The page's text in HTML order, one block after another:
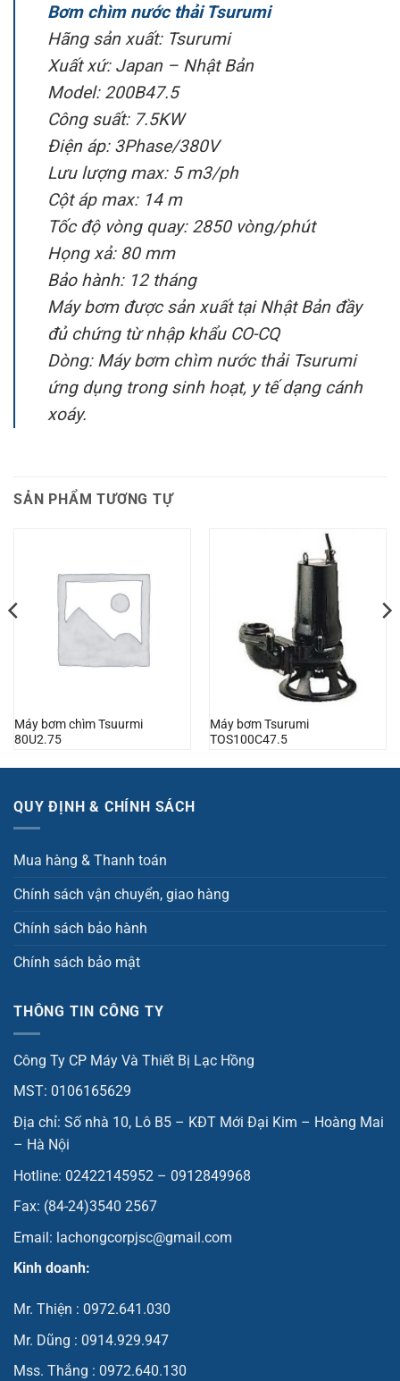
Bơm chìm nước thải Tsurumi
Hãng sản xuất: Tsurumi
Xuất xứ: Japan – Nhật Bản
Model: 200B47.5
Công suất: 7.5KW
Điện áp: 3Phase/380V
Lưu lượng max: 5 m3/ph
Cột áp max: 14 m
Tốc độ vòng quay: 2850 vòng/phút
Họng xả: 80 mm
Bảo hành: 12 tháng
Máy bơm được sản xuất tại Nhật Bản đầy
đủ chứng từ nhập khẩu CO-CQ
Dòng: Máy bơm chìm nước thải Tsurumi
ứng dụng trong sinh hoạt, y tế dạng cánh
xoáy.
SẢN PHẨM TƯƠNG TỰ
Máy bơm chìm Tsuurmi
80U2.75
Máy bơm Tsurumi
TOS100C47.5
QUY ĐỊNH & CHÍNH SÁCH
Mua hàng & Thanh toán
Chính sách vận chuyển, giao hàng
Chính sách bảo hành
Chính sách bảo mật
THÔNG TIN CÔNG TY
Công Ty CP Máy Và Thiết Bị Lạc Hồng
MST: 0106165629
Địa chỉ: Số nhà 10, Lô B5 – KĐT Mới Đại Kim – Hoàng Mai
– Hà Nội
Hotline: 02422145952 – 0912849968
Fax: (84-24)3540 2567
Email: lachongcorpjsc@gmail.com
Kinh doanh:
Mr. Thiện : 0972.641.030
Mr. Dũng : 0914.929.947
Mss. Thắng : 0972.640.130